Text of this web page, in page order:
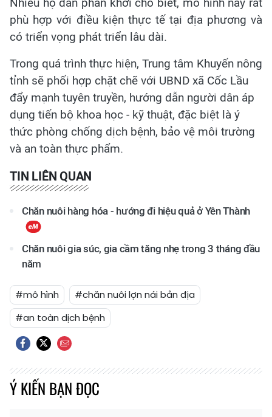
Nhiều hộ dân phấn khởi cho biết, mô hình này rất
phù hợp với điều kiện thực tế tại địa phương và
có triển vọng phát triển lâu dài.
Trong quá trình thực hiện, Trung tâm Khuyến nông
tỉnh sẽ phối hợp chặt chẽ với UBND xã Cốc Lầu
đẩy mạnh tuyên truyền, hướng dẫn người dân áp
dụng tiến bộ khoa học - kỹ thuật, đặc biệt là ý
thức phòng chống dịch bệnh, bảo vệ môi trường
và an toàn thực phẩm.
TIN LIÊN QUAN
Chăn nuôi hàng hóa - hướng đi hiệu quả ở Yên Thành
Chăn nuôi gia súc, gia cầm tăng nhẹ trong 3 tháng đầu
năm
#mô hình
#chăn nuôi lợn nái bản địa
#an toàn dịch bệnh
Ý KIẾN BẠN ĐỌC